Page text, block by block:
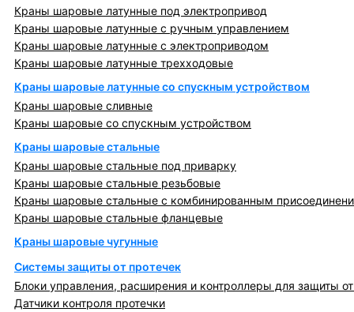
Краны шаровые латунные под электропривод
Краны шаровые латунные с ручным управлением
Краны шаровые латунные с электроприводом
Краны шаровые латунные трехходовые
Краны шаровые латунные со спускным устройством
Краны шаровые сливные
Краны шаровые со спускным устройством
Краны шаровые стальные
Краны шаровые стальные под приварку
Краны шаровые стальные резьбовые
Краны шаровые стальные с комбинированным
Краны шаровые стальные фланцевые
Краны шаровые чугунные
Системы защиты от протечек
Блоки управления, расширения и контроллеры для защиты
Датчики контроля протечки